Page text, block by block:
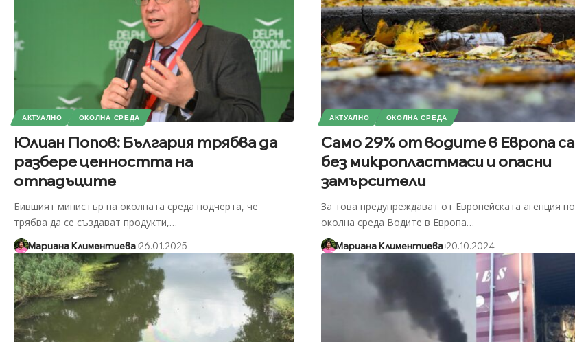
АКТУАЛНО ОКОЛНА СРЕДА
Юлиан Попов: България трябва да
разбере ценността на
отпадъците
Бившият министър на околната среда подчерта, че
трябва да се създават продукти,…
Мариана Климентиева 26.01.2025
АКТУАЛНО ОКОЛНА СРЕДА
Само 29% от водите в Европа са
без микропластмаси и опасни
замърсители
За това предупреждават от Европейската агенция по
околна среда Водите в Европа…
Мариана Климентиева 20.10.2024